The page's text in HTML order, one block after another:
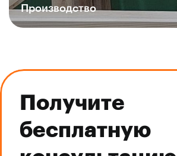
Производство
Получите
бесплатную